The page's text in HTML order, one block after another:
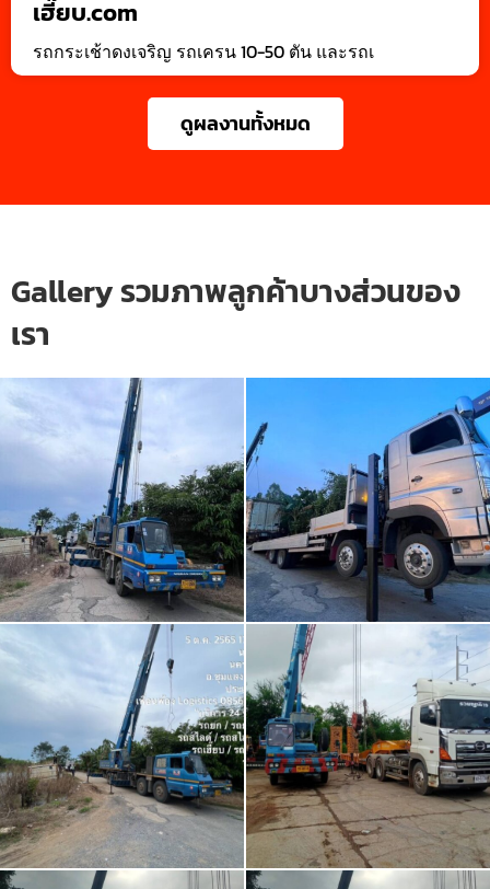
เฮี๊ยบ.com
รถกระเช้าดงเจริญ รถเครน 10-50 ตัน และรถเ
ดูผลงานทั้งหมด
Gallery รวมภาพลูกค้าบางส่วนของ
เรา